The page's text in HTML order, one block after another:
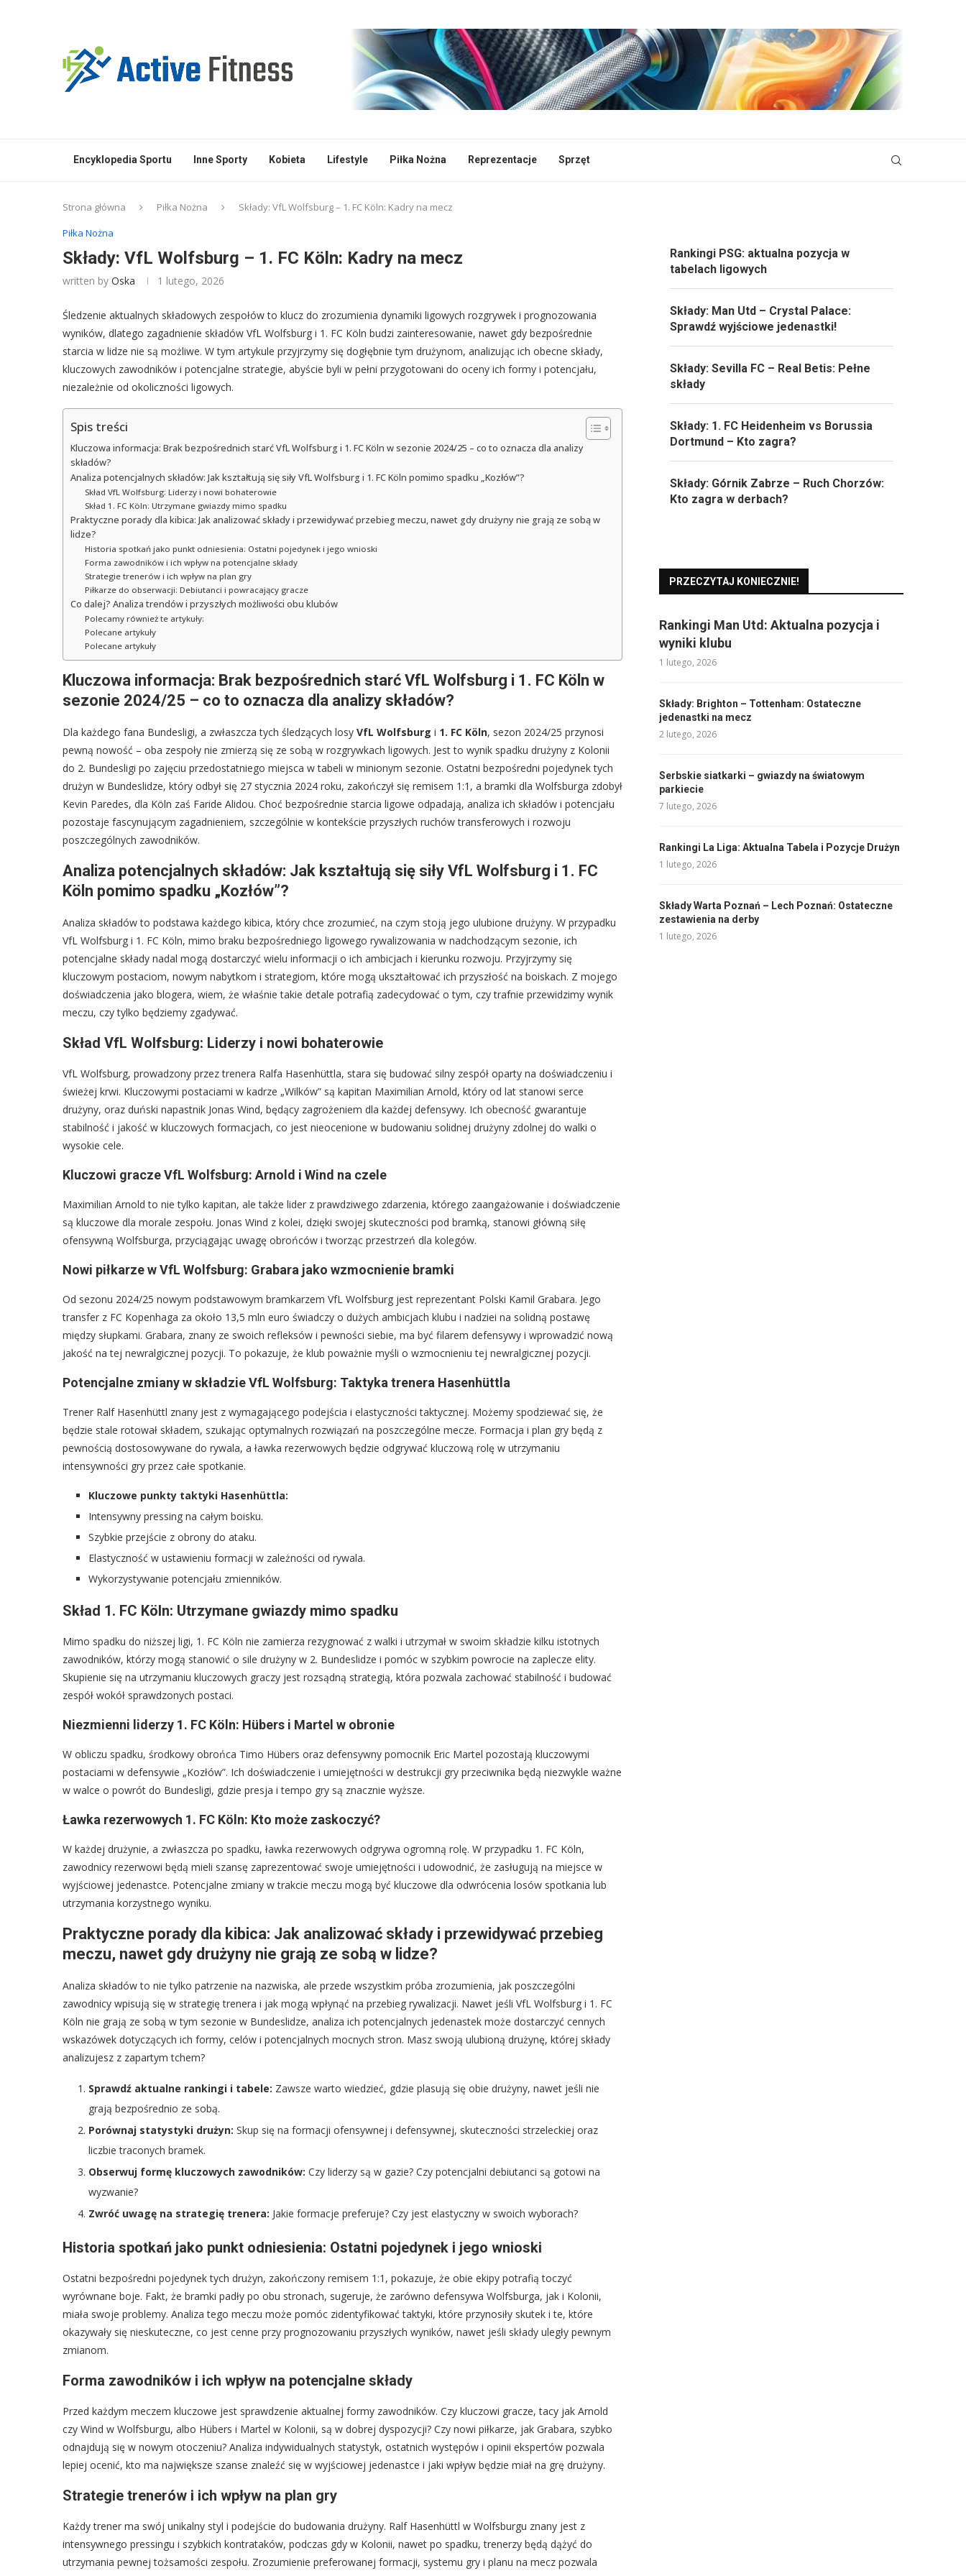
Encyklopedia Sportu Inne Sporty Kobieta Lifestyle Piłka Nożna Reprezentacje Sprzęt
Strona główna Piłka Nożna
Składy: VfL Wolfsburg – 1. FC Köln: Kadry na mecz
Piłka Nożna
Składy: VfL Wolfsburg – 1. FC Köln: Kadry na mecz
written by Oska 1 lutego, 2026
Śledzenie aktualnych składowych zespołów to klucz do zrozumienia dynamiki ligowych rozgrywek i prognozowania
wyników, dlatego zagadnienie składów VfL Wolfsburg i 1. FC Köln budzi zainteresowanie, nawet gdy bezpośrednie
starcia w lidze nie są możliwe. W tym artykule przyjrzymy się dogłębnie tym drużynom, analizując ich obecne składy,
kluczowych zawodników i potencjalne strategie, abyście byli w pełni przygotowani do oceny ich formy i potencjału,
niezależnie od okoliczności ligowych.
Spis treści
Kluczowa informacja: Brak bezpośrednich starć VfL Wolfsburg i 1. FC Köln w sezonie 2024/25 – co to oznacza dla analizy
składów?
Analiza potencjalnych składów: Jak kształtują się siły VfL Wolfsburg i 1. FC Köln pomimo spadku „Kozłów”?
Skład VfL Wolfsburg: Liderzy i nowi bohaterowie
Skład 1. FC Köln: Utrzymane gwiazdy mimo spadku
Praktyczne porady dla kibica: Jak analizować składy i przewidywać przebieg meczu, nawet gdy drużyny nie grają ze sobą w
lidze?
Historia spotkań jako punkt odniesienia: Ostatni pojedynek i jego wnioski
Forma zawodników i ich wpływ na potencjalne składy
Strategie trenerów i ich wpływ na plan gry
Piłkarze do obserwacji: Debiutanci i powracający gracze
Co dalej? Analiza trendów i przyszłych możliwości obu klubów
Polecamy również te artykuły:
Polecane artykuły
Polecane artykuły
Kluczowa informacja: Brak bezpośrednich starć VfL Wolfsburg i 1. FC Köln w
sezonie 2024/25 – co to oznacza dla analizy składów?
Dla każdego fana Bundesligi, a zwłaszcza tych śledzących losy VfL Wolfsburg i 1. FC Köln, sezon 2024/25 przynosi
pewną nowość – oba zespoły nie zmierzą się ze sobą w rozgrywkach ligowych. Jest to wynik spadku drużyny z Kolonii
do 2. Bundesligi po zajęciu przedostatniego miejsca w tabeli w minionym sezonie. Ostatni bezpośredni pojedynek tych
drużyn w Bundeslidze, który odbył się 27 stycznia 2024 roku, zakończył się remisem 1:1, a bramki dla Wolfsburga zdobył
Kevin Paredes, dla Köln zaś Faride Alidou. Choć bezpośrednie starcia ligowe odpadają, analiza ich składów i potencjału
pozostaje fascynującym zagadnieniem, szczególnie w kontekście przyszłych ruchów transferowych i rozwoju
poszczególnych zawodników.
Analiza potencjalnych składów: Jak kształtują się siły VfL Wolfsburg i 1. FC
Köln pomimo spadku „Kozłów”?
Analiza składów to podstawa każdego kibica, który chce zrozumieć, na czym stoją jego ulubione drużyny. W przypadku
VfL Wolfsburg i 1. FC Köln, mimo braku bezpośredniego ligowego rywalizowania w nadchodzącym sezonie, ich
potencjalne składy nadal mogą dostarczyć wielu informacji o ich ambicjach i kierunku rozwoju. Przyjrzymy się
kluczowym postaciom, nowym nabytkom i strategiom, które mogą ukształtować ich przyszłość na boiskach. Z mojego
doświadczenia jako blogera, wiem, że właśnie takie detale potrafią zadecydować o tym, czy trafnie przewidzimy wynik
meczu, czy tylko będziemy zgadywać.
Skład VfL Wolfsburg: Liderzy i nowi bohaterowie
VfL Wolfsburg, prowadzony przez trenera Ralfa Hasenhüttla, stara się budować silny zespół oparty na doświadczeniu i
świeżej krwi. Kluczowymi postaciami w kadrze „Wilków” są kapitan Maximilian Arnold, który od lat stanowi serce
drużyny, oraz duński napastnik Jonas Wind, będący zagrożeniem dla każdej defensywy. Ich obecność gwarantuje
stabilność i jakość w kluczowych formacjach, co jest nieocenione w budowaniu solidnej drużyny zdolnej do walki o
wysokie cele.
Kluczowi gracze VfL Wolfsburg: Arnold i Wind na czele
Maximilian Arnold to nie tylko kapitan, ale także lider z prawdziwego zdarzenia, którego zaangażowanie i doświadczenie
są kluczowe dla morale zespołu. Jonas Wind z kolei, dzięki swojej skuteczności pod bramką, stanowi główną siłę
ofensywną Wolfsburga, przyciągając uwagę obrońców i tworząc przestrzeń dla kolegów.
Nowi piłkarze w VfL Wolfsburg: Grabara jako wzmocnienie bramki
Od sezonu 2024/25 nowym podstawowym bramkarzem VfL Wolfsburg jest reprezentant Polski Kamil Grabara. Jego
transfer z FC Kopenhaga za około 13,5 mln euro świadczy o dużych ambicjach klubu i nadziei na solidną postawę
między słupkami. Grabara, znany ze swoich refleksów i pewności siebie, ma być filarem defensywy i wprowadzić nową
jakość na tej newralgicznej pozycji. To pokazuje, że klub poważnie myśli o wzmocnieniu tej newralgicznej pozycji.
Potencjalne zmiany w składzie VfL Wolfsburg: Taktyka trenera Hasenhüttla
Trener Ralf Hasenhüttl znany jest z wymagającego podejścia i elastyczności taktycznej. Możemy spodziewać się, że
będzie stale rotował składem, szukając optymalnych rozwiązań na poszczególne mecze. Formacja i plan gry będą z
pewnością dostosowywane do rywala, a ławka rezerwowych będzie odgrywać kluczową rolę w utrzymaniu
intensywności gry przez całe spotkanie.
Kluczowe punkty taktyki Hasenhüttla:
Intensywny pressing na całym boisku.
Szybkie przejście z obrony do ataku.
Elastyczność w ustawieniu formacji w zależności od rywala.
Wykorzystywanie potencjału zmienników.
Skład 1. FC Köln: Utrzymane gwiazdy mimo spadku
Mimo spadku do niższej ligi, 1. FC Köln nie zamierza rezygnować z walki i utrzymał w swoim składzie kilku istotnych
zawodników, którzy mogą stanowić o sile drużyny w 2. Bundeslidze i pomóc w szybkim powrocie na zaplecze elity.
Skupienie się na utrzymaniu kluczowych graczy jest rozsądną strategią, która pozwala zachować stabilność i budować
zespół wokół sprawdzonych postaci.
Niezmienni liderzy 1. FC Köln: Hübers i Martel w obronie
W obliczu spadku, środkowy obrońca Timo Hübers oraz defensywny pomocnik Eric Martel pozostają kluczowymi
postaciami w defensywie „Kozłów”. Ich doświadczenie i umiejętności w destrukcji gry przeciwnika będą niezwykle ważne
w walce o powrót do Bundesligi, gdzie presja i tempo gry są znacznie wyższe.
Ławka rezerwowych 1. FC Köln: Kto może zaskoczyć?
W każdej drużynie, a zwłaszcza po spadku, ławka rezerwowych odgrywa ogromną rolę. W przypadku 1. FC Köln,
zawodnicy rezerwowi będą mieli szansę zaprezentować swoje umiejętności i udowodnić, że zasługują na miejsce w
wyjściowej jedenastce. Potencjalne zmiany w trakcie meczu mogą być kluczowe dla odwrócenia losów spotkania lub
utrzymania korzystnego wyniku.
Praktyczne porady dla kibica: Jak analizować składy i przewidywać przebieg
meczu, nawet gdy drużyny nie grają ze sobą w lidze?
Analiza składów to nie tylko patrzenie na nazwiska, ale przede wszystkim próba zrozumienia, jak poszczególni
zawodnicy wpisują się w strategię trenera i jak mogą wpłynąć na przebieg rywalizacji. Nawet jeśli VfL Wolfsburg i 1. FC
Köln nie grają ze sobą w tym sezonie w Bundeslidze, analiza ich potencjalnych jedenastek może dostarczyć cennych
wskazówek dotyczących ich formy, celów i potencjalnych mocnych stron. Masz swoją ulubioną drużynę, której składy
analizujesz z zapartym tchem?
Sprawdź aktualne rankingi i tabele: Zawsze warto wiedzieć, gdzie plasują się obie drużyny, nawet jeśli nie
grają bezpośrednio ze sobą.
Porównaj statystyki drużyn: Skup się na formacji ofensywnej i defensywnej, skuteczności strzeleckiej oraz
liczbie traconych bramek.
Obserwuj formę kluczowych zawodników: Czy liderzy są w gazie? Czy potencjalni debiutanci są gotowi na
wyzwanie?
Zwróć uwagę na strategię trenera: Jakie formacje preferuje? Czy jest elastyczny w swoich wyborach?
Historia spotkań jako punkt odniesienia: Ostatni pojedynek i jego wnioski
Ostatni bezpośredni pojedynek tych drużyn, zakończony remisem 1:1, pokazuje, że obie ekipy potrafią toczyć
wyrównane boje. Fakt, że bramki padły po obu stronach, sugeruje, że zarówno defensywa Wolfsburga, jak i Kolonii,
miała swoje problemy. Analiza tego meczu może pomóc zidentyfikować taktyki, które przynosiły skutek i te, które
okazywały się nieskuteczne, co jest cenne przy prognozowaniu przyszłych wyników, nawet jeśli składy uległy pewnym
zmianom.
Forma zawodników i ich wpływ na potencjalne składy
Przed każdym meczem kluczowe jest sprawdzenie aktualnej formy zawodników. Czy kluczowi gracze, tacy jak Arnold
czy Wind w Wolfsburgu, albo Hübers i Martel w Kolonii, są w dobrej dyspozycji? Czy nowi piłkarze, jak Grabara, szybko
odnajdują się w nowym otoczeniu? Analiza indywidualnych statystyk, ostatnich występów i opinii ekspertów pozwala
lepiej ocenić, kto ma największe szanse znaleźć się w wyjściowej jedenastce i jaki wpływ będzie miał na grę drużyny.
Strategie trenerów i ich wpływ na plan gry
Każdy trener ma swój unikalny styl i podejście do budowania drużyny. Ralf Hasenhüttl w Wolfsburgu znany jest z
intensywnego pressingu i szybkich kontrataków, podczas gdy w Kolonii, nawet po spadku, trenerzy będą dążyć do
utrzymania pewnej tożsamości zespołu. Zrozumienie preferowanej formacji, systemu gry i planu na mecz pozwala
Rankingi PSG: aktualna pozycja w
tabelach ligowych
Składy: Man Utd – Crystal Palace:
Sprawdź wyjściowe jedenastki!
Składy: Sevilla FC – Real Betis: Pełne
składy
Składy: 1. FC Heidenheim vs Borussia
Dortmund – Kto zagra?
Składy: Górnik Zabrze – Ruch Chorzów:
Kto zagra w derbach?
PRZECZYTAJ KONIECZNIE!
Rankingi Man Utd: Aktualna pozycja i
wyniki klubu
1 lutego, 2026
Składy: Brighton – Tottenham: Ostateczne
jedenastki na mecz
2 lutego, 2026
Serbskie siatkarki – gwiazdy na światowym
parkiecie
7 lutego, 2026
Rankingi La Liga: Aktualna Tabela i Pozycje Drużyn
1 lutego, 2026
Składy Warta Poznań – Lech Poznań: Ostateczne
zestawienia na derby
1 lutego, 2026